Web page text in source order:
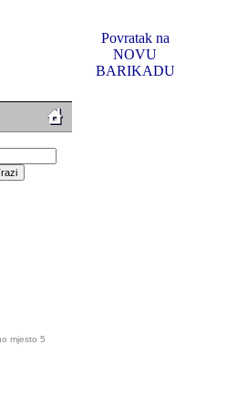
Povratak na
NOVU
BARIKADU